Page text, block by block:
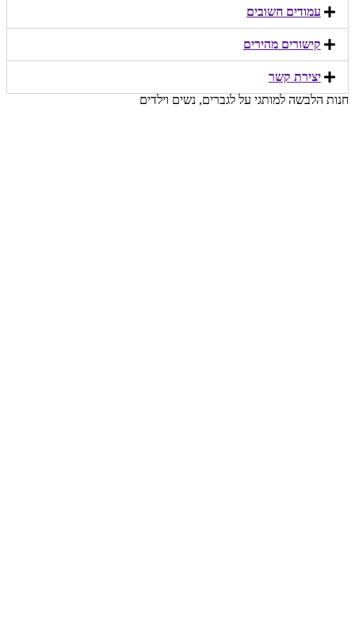
עמודים חשובים
קישורים מהירים​
יצירת קשר​
חנות הלבשה למותגי על לגברים, נשים וילדים